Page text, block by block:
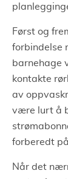
Først og
forbindelse
barnehage
kontakte
av
være lurt å
forberedt
Når det